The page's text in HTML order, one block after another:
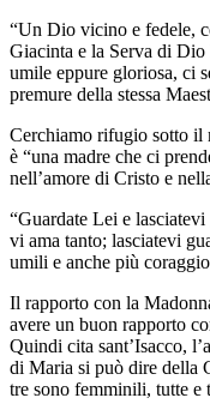
“Un Dio vicino e fedele,
Giacinta e la Serva di
umile eppure gloriosa, ci
premure della stessa
Cerchiamo rifugio sotto il
è “una madre che ci
nell’amore di Cristo e
“Guardate Lei e
vi ama tanto; lasciatevi
umili e anche più
Il rapporto con la
avere un buon rapporto
Quindi cita sant’Isacco,
di Maria si può dire della
tre sono femminili, tutte e